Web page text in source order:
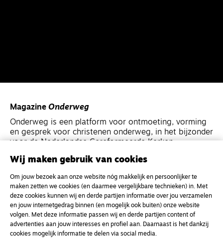
Magazine Onderweg
Onderweg is een platform voor ontmoeting, vorming
en gesprek voor christenen onderweg, in het bijzonder
voor de Nederlandse Gereformeerde Kerken.
Kvk-nummer 33277063
NL46 INGB 0117 5827 86
info@onderwegonline.nl
Wij maken gebruik van cookies
Om jouw bezoek aan onze website nóg makkelijk en persoonlijker te
maken zetten we cookies (en daarmee vergelijkbare technieken) in. Met
deze cookies kunnen wij en derde partijen informatie over jou verzamelen
en jouw internetgedrag binnen (en mogelijk ook buiten) onze website
volgen. Met deze informatie passen wij en derde partijen content of
advertenties aan jouw interesses en profiel aan. Daarnaast is het dankzij
cookies mogelijk informatie te delen via social media.